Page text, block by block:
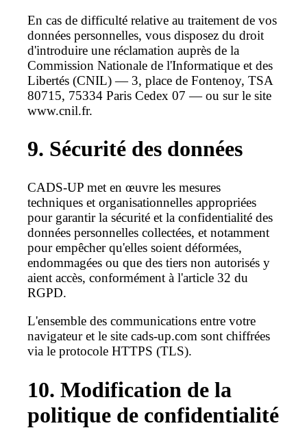
En cas de difficulté relative au traitement de vos
données personnelles, vous disposez du droit
d'introduire une réclamation auprès de la
Commission Nationale de l'Informatique et des
Libertés (CNIL) — 3, place de Fontenoy, TSA
80715, 75334 Paris Cedex 07 — ou sur le site
www.cnil.fr.
9. Sécurité des données
CADS-UP met en œuvre les mesures
techniques et organisationnelles appropriées
pour garantir la sécurité et la confidentialité des
données personnelles collectées, et notamment
pour empêcher qu'elles soient déformées,
endommagées ou que des tiers non autorisés y
aient accès, conformément à l'article 32 du
RGPD.
L'ensemble des communications entre votre
navigateur et le site cads-up.com sont chiffrées
via le protocole HTTPS (TLS).
10. Modification de la
politique de confidentialité